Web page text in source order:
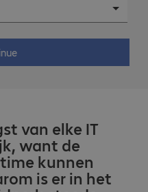
een disaster
van elke IT
want de
kunnen
is er in het